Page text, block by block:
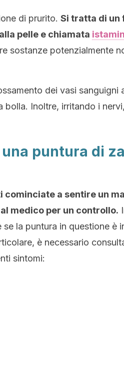
di prurito. Si tratta di un
pelle e chiamata
sostanze potenzialmente
dei vasi sanguigni
bolla. Inoltre, irritando i
una puntura di
cominciate a sentire un
medico per un controllo.
la puntura in questione è
è necessario
sintomi: